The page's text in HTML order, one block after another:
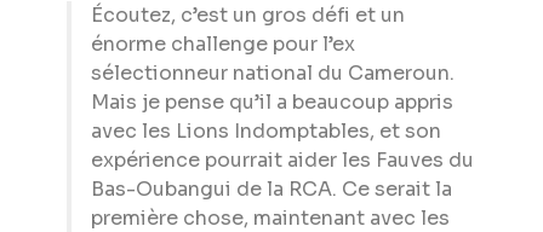
Écoutez, c’est un gros défi et un
énorme challenge pour l’ex
sélectionneur national du Cameroun.
Mais je pense qu’il a beaucoup appris
avec les Lions Indomptables, et son
expérience pourrait aider les Fauves du
Bas-Oubangui de la RCA. Ce serait la
première chose, maintenant avec les